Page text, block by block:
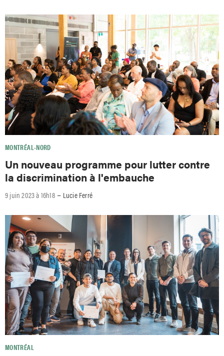
MONTRÉAL-NORD
Un nouveau programme pour lutter contre
la discrimination à l'embauche
9 juin 2023 à 16h18– Lucie Ferré
MONTRÉAL